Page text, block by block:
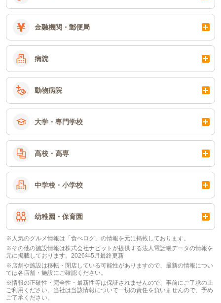
金融機関・郵便局
病院
動物病院
大学・専門学校
高校・高専
中学校・小学校
幼稚園・保育園
※人気のグルメ情報は「食べログ」の情報を元に掲載しております。
※その他の施設情報は株式会社ナビットが提供する法人電話帳データの情報を
元に掲載しております。2026年5月最終更新
※店舗や施設は移転・閉店している可能性がありますので、最新の情報につい
ては各店舗・施設にご確認ください。
※情報の正確性・完全性・最新性等は保証されませんので、事前にご了承の上
ご利用ください。当社は当該情報について一切の責任を負いませんので、予め
ご了承ください。